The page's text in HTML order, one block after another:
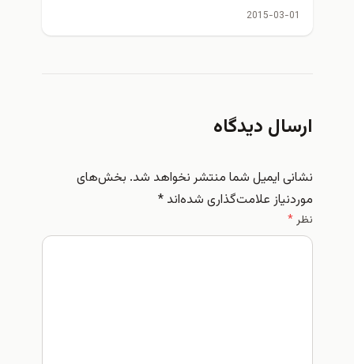
دیدگاه
ایمیل شما منتشر نخواهد شد. بخش‌های
علامت‌گذاری شده‌اند*